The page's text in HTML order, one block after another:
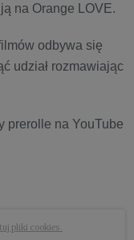
na Orange LOVE.
odbywa się
udział rozmawiając
prerolle na YouTube
pliki cookies.